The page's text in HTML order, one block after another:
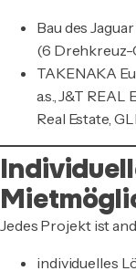
Bau des
(6 Drehkreuz-
TAKENAKA
a.s., J&T REAL
Real Estate,
Jedes Projekt ist
individuelles